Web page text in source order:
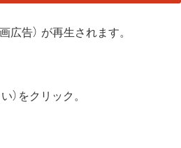
広告） が再生されます。
）をクリック。